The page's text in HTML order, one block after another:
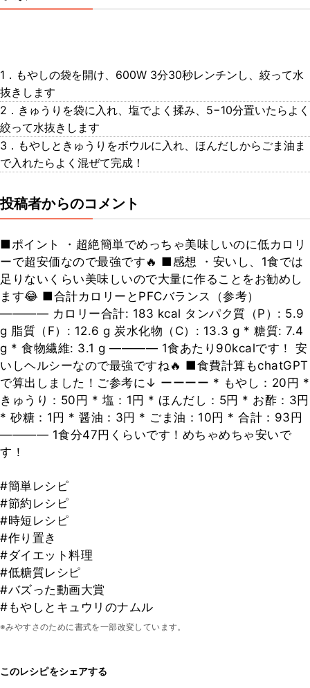
1．もやしの袋を開け、600W 3分30秒レンチンし、絞って水
抜きします
2．きゅうりを袋に入れ、塩でよく揉み、5−10分置いたらよく
絞って水抜きします
3．もやしときゅうりをボウルに入れ、ほんだしからごま油ま
で入れたらよく混ぜて完成！
投稿者からのコメント
■ポイント ・超絶簡単でめっちゃ美味しいのに低カロリ
ーで超安価なので最強です🔥 ■感想 ・安いし、1食では
足りないくらい美味しいので大量に作ることをお勧めし
ます😂 ■合計カロリーとPFCバランス（参考）
―――― カロリー合計: 183 kcal タンパク質（P）: 5.9
g 脂質（F）: 12.6 g 炭水化物（C）: 13.3 g * 糖質: 7.4
g * 食物繊維: 3.1 g ―――― 1食あたり90kcalです！ 安
いしヘルシーなので最強ですね🔥 ■食費計算もchatGPT
で算出しました！ご参考に↓ ーーーー * もやし：20円 *
きゅうり：50円 * 塩：1円 * ほんだし：5円 * お酢：3円
* 砂糖：1円 * 醤油：3円 * ごま油：10円 * 合計：93円
―――― 1食分47円くらいです！めちゃめちゃ安いで
す！
#簡単レシピ
#節約レシピ
#時短レシピ
#作り置き
#ダイエット料理
#低糖質レシピ
#バズった動画大賞
#もやしとキュウリのナムル
※みやすさのために書式を一部改変しています。
このレシピをシェアする